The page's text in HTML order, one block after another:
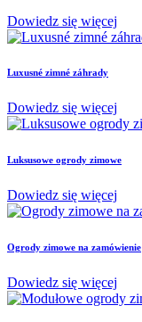
Dowiedz się więcej
Luxusné zimné záhrady
Dowiedz się więcej
Luksusowe ogrody zimowe
Dowiedz się więcej
Ogrody zimowe na zamówienie
Dowiedz się więcej